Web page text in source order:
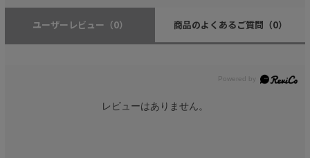
ユーザーレビュー （0） 商品のよくあるご質問 （0）
レビューはありません。